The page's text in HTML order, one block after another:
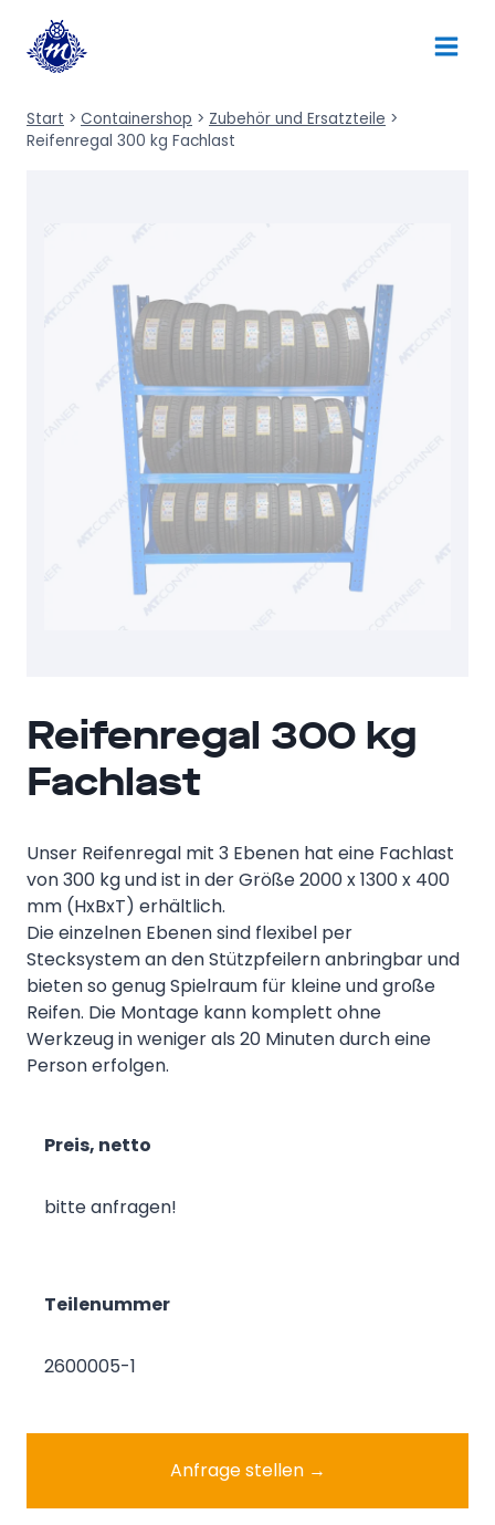
Inhalt
springen
Start > Containershop > Zubehör und Ersatzteile >
Reifenregal 300 kg Fachlast
Reifenregal 300 kg
Fachlast
Unser Reifenregal mit 3 Ebenen hat eine Fachlast
von 300 kg und ist in der Größe 2000 x 1300 x 400
mm (HxBxT) erhältlich.
Die einzelnen Ebenen sind flexibel per
Stecksystem an den Stützpfeilern anbringbar und
bieten so genug Spielraum für kleine und große
Reifen. Die Montage kann komplett ohne
Werkzeug in weniger als 20 Minuten durch eine
Person erfolgen.
Preis, netto
bitte anfragen!
Teilenummer
2600005-1
Anfrage stellen →